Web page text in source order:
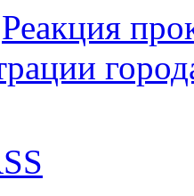
Реакция